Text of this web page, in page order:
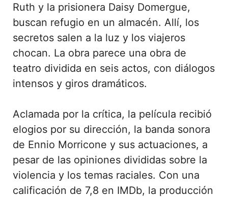
Ruth y la prisionera Daisy Domergue,
buscan refugio en un almacén. Allí, los
secretos salen a la luz y los viajeros
chocan. La obra parece una obra de
teatro dividida en seis actos, con diálogos
intensos y giros dramáticos.
Aclamada por la crítica, la película recibió
elogios por su dirección, la banda sonora
de Ennio Morricone y sus actuaciones, a
pesar de las opiniones divididas sobre la
violencia y los temas raciales. Con una
calificación de 7,8 en IMDb, la producción